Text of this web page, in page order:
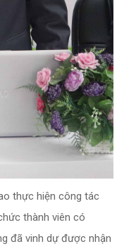
thực hiện công tác
thành viên có
đã vinh dự được nhận